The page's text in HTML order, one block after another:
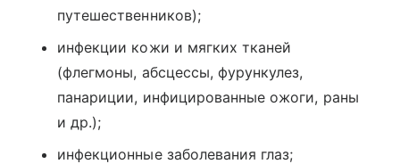
путешественников);
инфекции кожи и мягких тканей
(флегмоны, абсцессы, фурункулез,
панариции, инфицированные ожоги, раны
и др.);
инфекционные заболевания глаз;